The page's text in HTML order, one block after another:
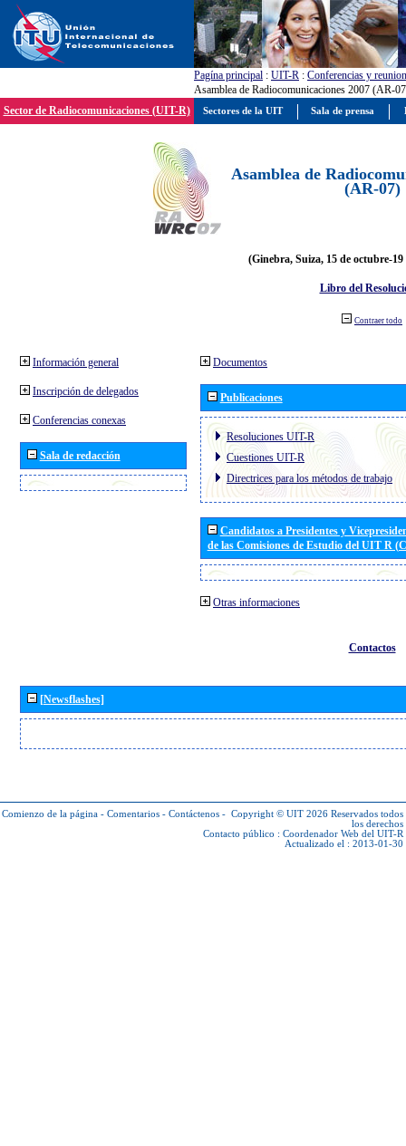
Pagína principal : UIT-R : Conferencias y
Asamblea de Radiocomunicaciones 2007 (AR-
Sector de Radiocomunicaciones (UIT-R)
Asamblea de
(AR-07)
(Ginebra, Suiza, 15 de octubre-19
Libro del
Contraer todo
Información general
Inscripción de delegados
Conferencias conexas
Sala de redacción
Documentos
Publicaciones
Resoluciones UIT-R
Cuestiones UIT-R
Directrices para los métodos de trabajo
Candidatos a Presidentes y
de las Comisiones de Estudio del UIT R
Otras informaciones
Contactos
[Newsflashes]
Comienzo de la página - Comentarios - Contáctenos - Copyright © UIT 2026 Reservados todos
los derechos
Contacto público : Coordenador Web del UIT-R
Actualizado el : 2013-01-30
Sectores de la UIT Sala de prensa